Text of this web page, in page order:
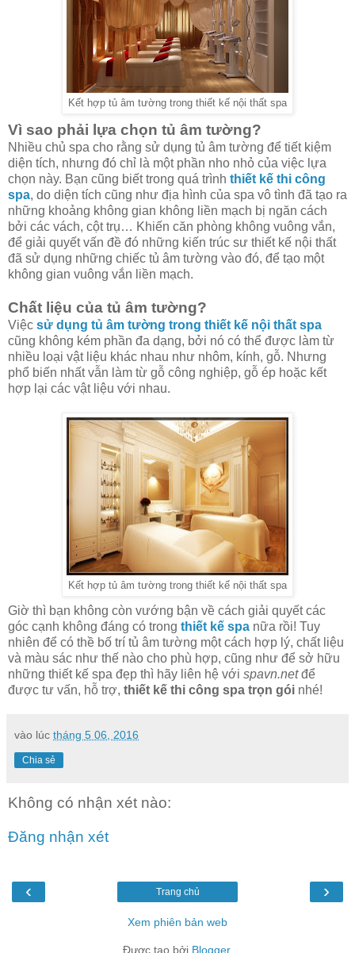
Kết hợp tủ âm tường trong thiết kế nội thất spa
Vì sao phải lựa chọn tủ âm tường?
Nhiều chủ spa cho rằng sử dụng tủ âm tường để tiết kiệm
diện tích, nhưng đó chỉ là một phần nho nhỏ của việc lựa
chọn này. Bạn cũng biết trong quá trình thiết kế thi công
spa, do diện tích cũng như địa hình của spa vô tình đã tạo ra
những khoảng không gian không liền mạch bị ngăn cách
bởi các vách, cột trụ… Khiến căn phòng không vuông vắn,
để giải quyết vấn đề đó những kiến trúc sư thiết kế nội thất
đã sử dụng những chiếc tủ âm tường vào đó, để tạo một
không gian vuông vắn liền mạch.
Chất liệu của tủ âm tường?
Việc sử dụng tủ âm tường trong thiết kế nội thất spa
cũng không kém phần đa dạng, bởi nó có thể được làm từ
nhiều loại vật liệu khác nhau như nhôm, kính, gỗ. Nhưng
phổ biến nhất vẫn làm từ gỗ công nghiệp, gỗ ép hoặc kết
hợp lại các vật liệu với nhau.
Kết hợp tủ âm tường trong thiết kế nội thất spa
Giờ thì bạn không còn vướng bận về cách giải quyết các
góc cạnh không đáng có trong thiết kế spa nữa rồi! Tuy
nhiên để có thề bố trí tủ âm tường một cách hợp lý, chất liệu
và màu sác như thế nào cho phù hợp, cũng như để sở hữu
những thiết kế spa đẹp thì hãy liên hệ với spavn.netđể
được tư vấn, hỗ trợ, thiết kế thi công spa trọn gói nhé!
vào lúc tháng 5 06, 2016
Chia sẻ
Không có nhận xét nào:
Đăng nhận xét
‹ ›
Trang chủ
Xem phiên bản web
Được tạo bởi Blogger.